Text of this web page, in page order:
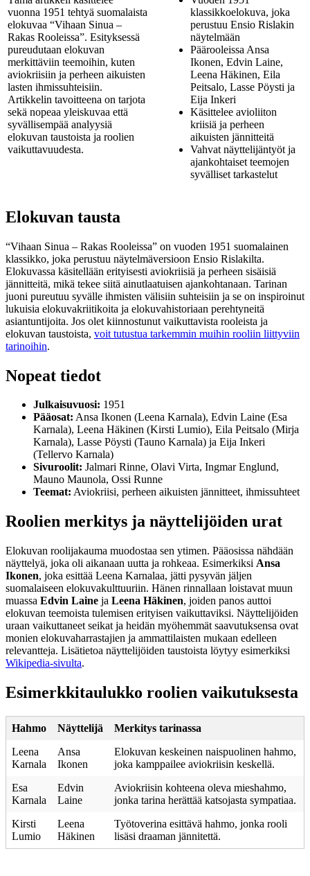
vuonna 1951 tehtyä suomalaista
elokuvaa “Vihaan Sinua –
Rakas Rooleissa”. Esityksessä
pureudutaan elokuvan
merkittäviin teemoihin, kuten
aviokriisiin ja perheen aikuisten
lasten ihmissuhteisiin.
Artikkelin tavoitteena on tarjota
sekä nopeaa yleiskuvaa että
syvällisempää analyysiä
elokuvan taustoista ja roolien
vaikuttavuudesta.
klassikkoelokuva, joka
perustuu Ensio Rislakin
näytelmään
Päärooleissa Ansa
Ikonen, Edvin Laine,
Leena Häkinen, Eila
Peitsalo, Lasse Pöysti ja
Eija Inkeri
Käsittelee avioliiton
kriisiä ja perheen
aikuisten jännitteitä
Vahvat näyttelijäntyöt ja
ajankohtaiset teemojen
syvälliset tarkastelut
Elokuvan tausta
“Vihaan Sinua – Rakas Rooleissa” on vuoden 1951 suomalainen
klassikko, joka perustuu näytelmäversioon Ensio Rislakilta.
Elokuvassa käsitellään erityisesti aviokriisiä ja perheen sisäisiä
jännitteitä, mikä tekee siitä ainutlaatuisen ajankohtanaan. Tarinan
juoni pureutuu syvälle ihmisten välisiin suhteisiin ja se on inspiroinut
lukuisia elokuvakriitikoita ja elokuvahistoriaan perehtyneitä
asiantuntijoita. Jos olet kiinnostunut vaikuttavista rooleista ja
elokuvan taustoista, voit tutustua tarkemmin muihin rooliin liittyviin
tarinoihin.
Nopeat tiedot
Julkaisuvuosi: 1951
Pääosat: Ansa Ikonen (Leena Karnala), Edvin Laine (Esa
Karnala), Leena Häkinen (Kirsti Lumio), Eila Peitsalo (Mirja
Karnala), Lasse Pöysti (Tauno Karnala) ja Eija Inkeri
(Tellervo Karnala)
Sivuroolit: Jalmari Rinne, Olavi Virta, Ingmar Englund,
Mauno Maunola, Ossi Runne
Teemat: Aviokriisi, perheen aikuisten jännitteet, ihmissuhteet
Roolien merkitys ja näyttelijöiden urat
Elokuvan roolijakauma muodostaa sen ytimen. Pääosissa nähdään
näyttelyä, joka oli aikanaan uutta ja rohkeaa. Esimerkiksi Ansa
Ikonen, joka esittää Leena Karnalaa, jätti pysyvän jäljen
suomalaiseen elokuvakulttuuriin. Hänen rinnallaan loistavat muun
muassa Edvin Laine ja Leena Häkinen, joiden panos auttoi
elokuvan teemoista tulemisen erityisen vaikuttaviksi. Näyttelijöiden
uraan vaikuttaneet seikat ja heidän myöhemmät saavutuksensa ovat
monien elokuvaharrastajien ja ammattilaisten mukaan edelleen
relevantteja. Lisätietoa näyttelijöiden taustoista löytyy esimerkiksi
Wikipedia-sivulta.
Esimerkkitaulukko roolien vaikutuksesta
Hahmo Näyttelijä
Merkitys tarinassa
Leena
Karnala
Ansa
Ikonen
Elokuvan keskeinen naispuolinen hahmo,
joka kamppailee aviokriisin keskellä.
Esa
Karnala
Edvin
Laine
Aviokriisin kohteena oleva mieshahmo,
jonka tarina herättää katsojasta sympatiaa.
Kirsti
Lumio
Leena
Häkinen
Työtoverina esittävä hahmo, jonka rooli
lisäsi draaman jännitettä.